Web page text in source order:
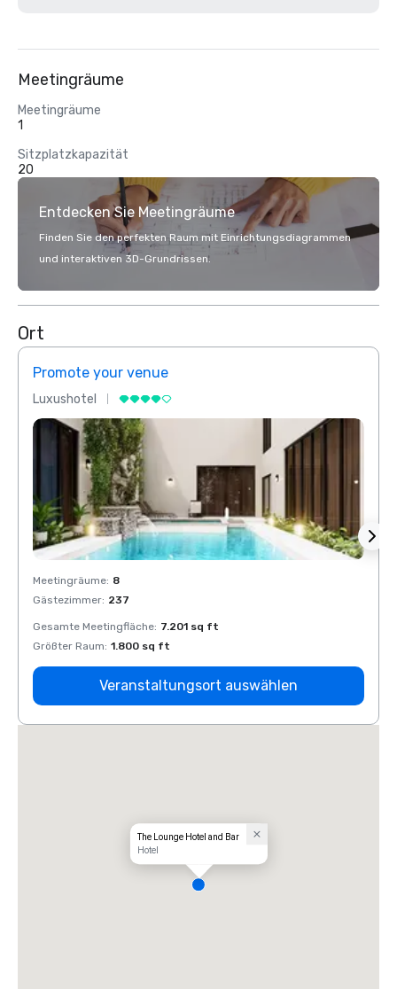
Meetingräume
Meetingräume
1
Sitzplatzkapazität
20
Entdecken Sie Meetingräume
Finden Sie den perfekten Raum mit Einrichtungsdiagrammen
und interaktiven 3D-Grundrissen.
Ort
Promote your venue
Luxushotel
Meetingräume: 8
Gästezimmer: 237
Gesamte Meetingfläche: 7.201 sq ft
Größter Raum: 1.800 sq ft
Veranstaltungsort auswählen
The Lounge Hotel and Bar
Hotel